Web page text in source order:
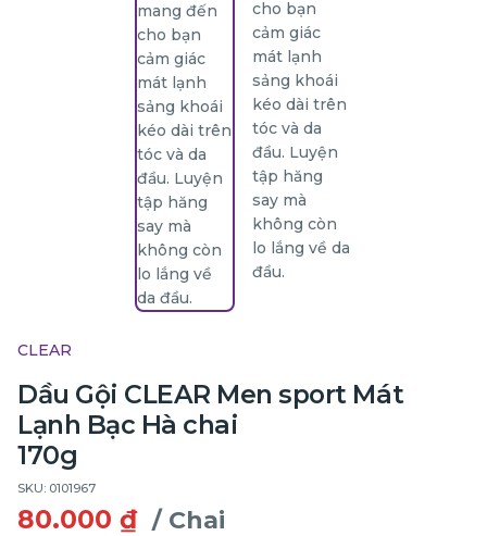
CLEAR
Dầu Gội CLEAR Men sport Mát
Lạnh Bạc Hà chai
170g
SKU: 0101967
80.000 ₫ / Chai